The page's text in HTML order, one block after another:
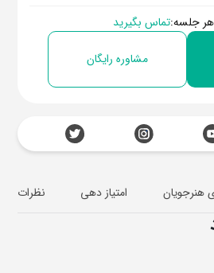
جلسه:تماس بگیرید
مشاوره رایگان
هنرجویان امتیاز دهی نظرات